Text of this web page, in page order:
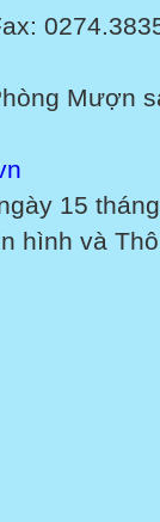
sách
15
hình và